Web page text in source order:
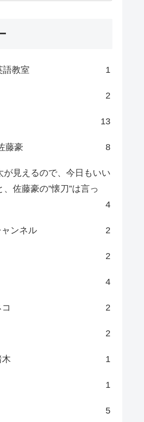
語教室 1
2
13
藤豪 8
が見えるので、今日もいい
、佐藤豪の”懐刀”は言っ
4
ンネル 2
2
4
2
2
1
1
5